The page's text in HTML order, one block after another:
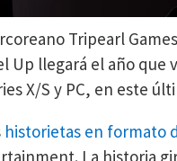
Tripearl Games
Up llegará el año
X/S y PC, en este
historietas en formato
La historia